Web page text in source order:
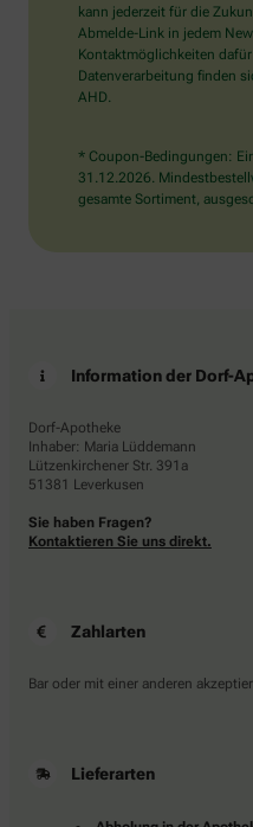
Herz.
kann jederzeit für die
Abmelde-Link in jedem
Kontaktmöglichkeiten
Datenverarbeitung finden
AHD.
* Coupon-Bedingungen:
31.12.2026.
gesamte Sortiment,
Information der Dorf-
Dorf-Apotheke
Inhaber: Maria Lüddemann
Lützenkirchener Str. 391a
51381 Leverkusen
Sie haben Fragen?
Kontaktieren Sie uns direkt.
Zahlarten
Bar oder mit einer anderen
Lieferarten